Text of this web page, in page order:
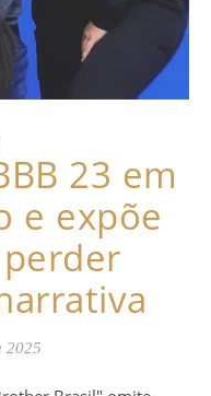
23 em
e expõe
2025